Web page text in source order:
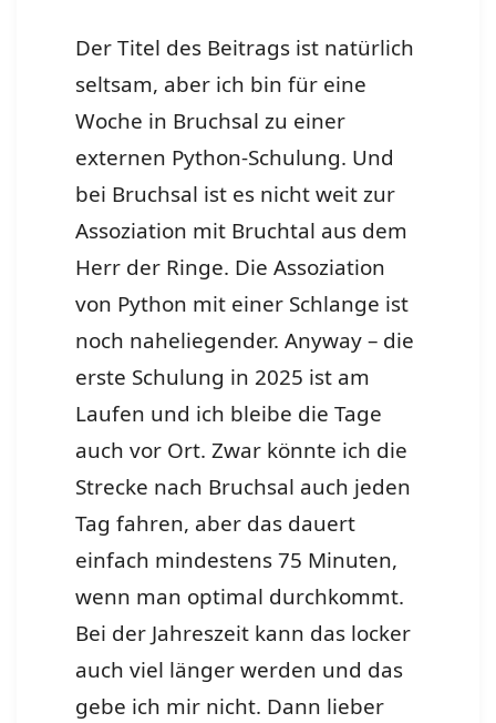
Der Titel des Beitrags ist natürlich
seltsam, aber ich bin für eine
Woche in Bruchsal zu einer
externen Python-Schulung. Und
bei Bruchsal ist es nicht weit zur
Assoziation mit Bruchtal aus dem
Herr der Ringe. Die Assoziation
von Python mit einer Schlange ist
noch naheliegender. Anyway – die
erste Schulung in 2025 ist am
Laufen und ich bleibe die Tage
auch vor Ort. Zwar könnte ich die
Strecke nach Bruchsal auch jeden
Tag fahren, aber das dauert
einfach mindestens 75 Minuten,
wenn man optimal durchkommt.
Bei der Jahreszeit kann das locker
auch viel länger werden und das
gebe ich mir nicht. Dann lieber